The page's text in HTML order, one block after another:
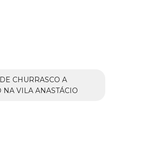
CHURRASCO A
NA VILA ANASTÁCIO